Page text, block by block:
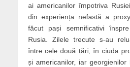
ai americanilor împotriva
din experiența nefastă a
făcut pași semnificativi
Rusia. Zilele trecute s-au
între cele două țări, în ciuda
și americanilor, iar